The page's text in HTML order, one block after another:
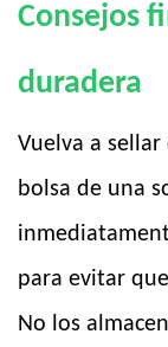
Consejos
duradera
Vuelva a
bolsa de una
para evitar
No los